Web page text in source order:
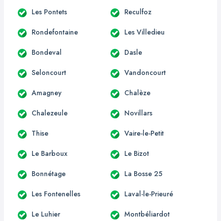
Les Pontets Reculfoz
Rondefontaine Les Villedieu
Bondeval Dasle
Seloncourt Vandoncourt
Amagney Chalèze
Chalezeule Novillars
Thise Vaire-le-Petit
Le Barboux Le Bizot
Bonnétage La Bosse 25
Les Fontenelles Laval-le-Prieuré
Le Luhier Montbéliardot